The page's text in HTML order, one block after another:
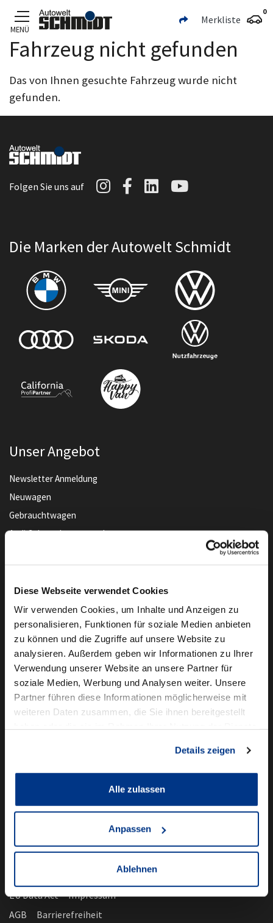
Diese Webseite verwendet Cookies
Wir verwenden Cookies, um Inhalte und Anzeigen zu
personalisieren, Funktionen für soziale Medien anbieten
zu können und die Zugriffe auf unsere Website zu
analysieren. Außerdem geben wir Informationen zu Ihrer
Verwendung unserer Website an unsere Partner für
soziale Medien, Werbung und Analysen weiter. Unsere
Partner führen diese Informationen möglicherweise mit
weiteren Daten zusammen, die Sie ihnen bereitgestellt
Details zeigen
Alle zulassen
Anpassen
Ablehnen
Zum Hauptinhalt
MENÜ
Merkliste
0
Fahrzeug nicht gefunden
Das von Ihnen gesuchte Fahrzeug wurde nicht
gefunden.
Folgen Sie uns auf Autowelt Schmidt auf
Autowelt Schmidt
AutoweltAutowelt
Die Marken der Autowelt Schmidt
Unser Angebot
Newsletter Anmeldung
Neuwagen
Gebrauchtwagen
Audi Gebrauchtwagen :plus
Online-Terminbuchung
Für Geschäftskunden
Audi Business
BMW Geschäftskunden
Volkswagen Professional Class
Autowelt Schmidt
News & Events
Ausbildung
EU Data Act
Impressum
AGB
Barrierefreiheit